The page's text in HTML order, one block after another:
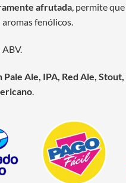
afrutada, permite
fenólicos.
Pale Ale, IPA, Red Ale,
.